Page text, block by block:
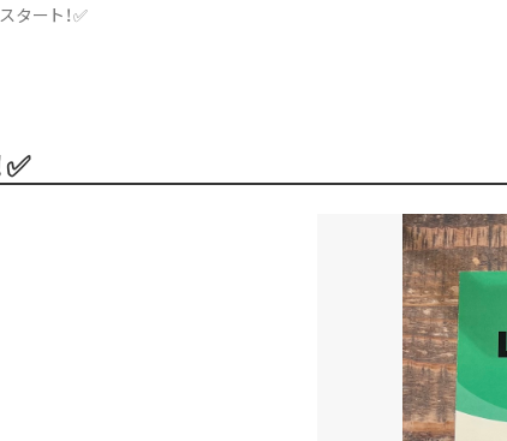
ート！✅